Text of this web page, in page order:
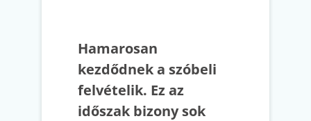
Hamarosan
kezdődnek a szóbeli
felvételik. Ez az
időszak bizony sok